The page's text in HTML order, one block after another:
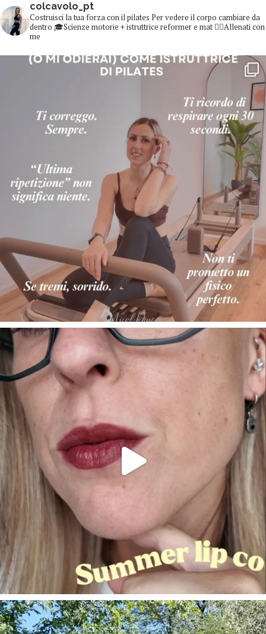
colcavolo_pt
Costruisci la tua forza con il pilates Per vedere il corpo cambiare da
dentro 🎓Scienze motorie + istruttrice reformer e mat 👇🏻Allenati con
me